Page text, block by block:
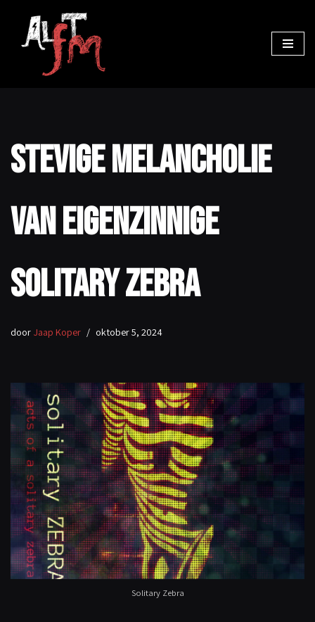
Stevige melancholie
van eigenzinnige
Solitary Zebra
door Jaap Koper oktober 5, 2024
Solitary Zebra